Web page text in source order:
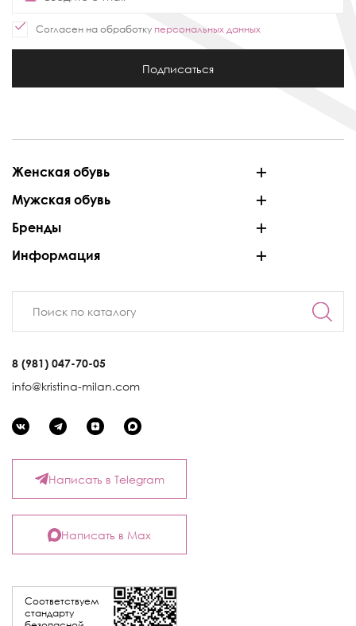
Согласен на обработку персональных данных
Подписаться
Женская обувь
Мужская обувь
Бренды
Информация
8 (981) 047-70-05
info@kristina-milan.com
Соответствуем
стандарту
Написать в Telegram
Написать в Max